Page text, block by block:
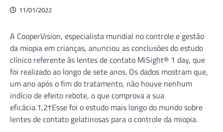
11/01/2022
A CooperVision, especialista mundial no controle e gestão
da miopia em crianças, anunciou as conclusões do estudo
clínico referente às lentes de contato MiSight® 1 day, que
foi realizado ao longo de sete anos. Os dados mostram que,
um ano após o fim do tratamento, não houve nenhum
indício de efeito rebote, o que comprova a sua
eficácia.1,2†Esse foi o estudo mais longo do mundo sobre
lentes de contato gelatinosas para o controle da miopia.